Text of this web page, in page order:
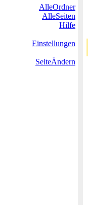
AlleOrdner
AlleSeiten
Hilfe
Einstellungen
SeiteÄndern